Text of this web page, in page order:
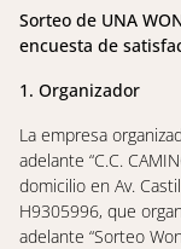
Sorteo de UNA
encuesta de
1. Organizador
La empresa
adelante “C.C.
domicilio en Av.
H9305996, que
adelante “Sorteo